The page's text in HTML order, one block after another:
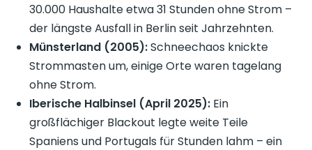
30.000 Haushalte etwa 31 Stunden ohne Strom –
der längste Ausfall in Berlin seit Jahrzehnten.
Münsterland (2005):Schneechaos knickte
Strommasten um, einige Orte waren tagelang
ohne Strom.
Iberische Halbinsel (April 2025): Ein
großflächiger Blackout legte weite Teile
Spaniens und Portugals für Stunden lahm – ein